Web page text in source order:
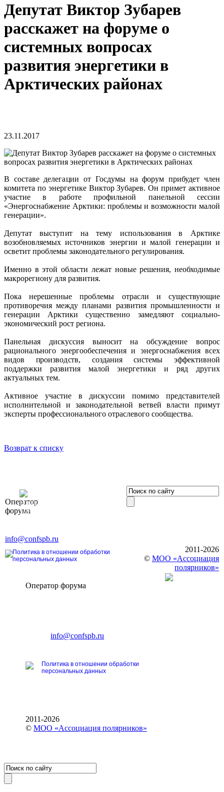
Депутат Виктор Зубарев
расскажет на форуме о
системных вопросах
развития энергетики в
Арктических районах
23.11.2017
В составе делегации от Госдумы на форум прибудет член
комитета по энергетике Виктор Зубарев. Он примет активное
участие в работе профильной панельной сессии
«Энергоснабжение Арктики: проблемы и возможности малой
генерации».
Депутат выступит на тему использования в Арктике
возобновляемых источников энергии и малой генерации и
осветит проблемы законодательного регулирования.
Именно в этой области лежат новые решения, необходимые
макрорегиону для развития.
Пока нерешенные проблемы отрасли и существующие
противоречия между планами развития промышленности и
генерации Арктики существенно замедляют социально-
экономический рост региона.
Панельная дискуссия выносит на обсуждение вопрос
рационального энергообеспечения и энергоснабжения всех
видов производств, создания системы эффективной
поддержки развития малой энергетики и ряд других
актуальных тем.
Активное участие в дискуссии помимо представителей
исполнительной и законодательной ветвей власти примут
эксперты профессионального отраслевого сообщества.
Возврат к списку
Оператор
форума
Элит»
196191, г. Санкт-Петербург,
info@confspb.ru
Политика в отношении обработки
персональных данных
2011-2026
© МОО «Ассоциация
полярников»
Оператор форума
E-mail:info@confspb.ru
Политика в отношении обработки
персональных данных
2011-2026
©МОО «Ассоциация полярников»